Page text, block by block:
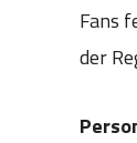
Fans
der